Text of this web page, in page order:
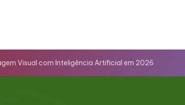
Visual com Inteligência Artificial em 2026